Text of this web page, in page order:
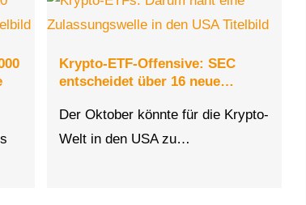
Krypto-ETF-Offensive: SEC
entscheidet über 16 neue…
Der Oktober könnte für die Krypto-
Welt in den USA zu…